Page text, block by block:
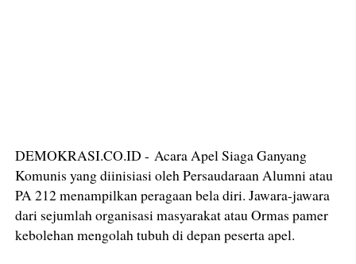
DEMOKRASI.CO.ID - Acara Apel Siaga Ganyang
Komunis yang diinisiasi oleh Persaudaraan Alumni atau
PA 212 menampilkan peragaan bela diri. Jawara-jawara
dari sejumlah organisasi masyarakat atau Ormas pamer
kebolehan mengolah tubuh di depan peserta apel.